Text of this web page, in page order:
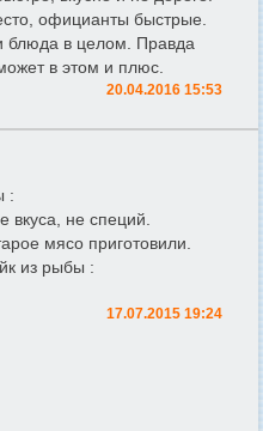
официанты быстрые.
блюда в целом. Правда
в этом и плюс.
20.04.2016 15:53
:
вкуса, не специй.
мясо приготовили.
из рыбы :
17.07.2015 19:24